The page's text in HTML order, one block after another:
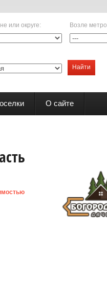
или округе: Возле метро
Найти
О сайте